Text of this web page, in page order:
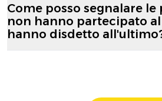
Come posso segnalare le
non hanno partecipato
hanno disdetto